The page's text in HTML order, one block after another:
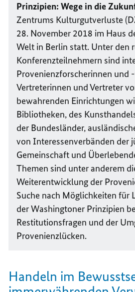
Prinzipien: Wege in die
Zentrums Kulturgutverluste
28. November 2018 im Haus
Welt in Berlin statt. Unter den
Konferenzteilnehmern sind
Provenienzforscherinnen und
Vertreterinnen und Vertreter
bewahrenden Einrichtungen
Bibliotheken, des
der Bundesländer,
von Interessenverbänden der
Gemeinschaft und
Themen sind unter anderem
Weiterentwicklung der
Suche nach Möglichkeiten für
derWashingtoner Prinzipien
Restitutionsfragen und der
Provenienzlücken.
Handeln im